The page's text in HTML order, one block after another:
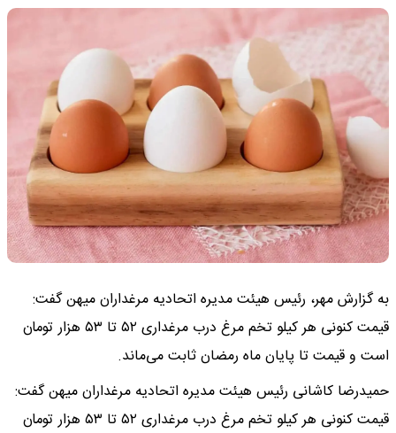
به گزارش مهر، رئیس هیئت مدیره اتحادیه مرغداران میهن گفت:
قیمت کنونی هر کیلو تخم مرغ درب مرغداری ۵۲ تا ۵۳ هزار تومان
است و قیمت تا پایان ماه رمضان ثابت می‌ماند.
حمیدرضا کاشانی رئیس هیئت مدیره اتحادیه مرغداران میهن گفت:
قیمت کنونی هر کیلو تخم مرغ درب مرغداری ۵۲ تا ۵۳ هزار تومان